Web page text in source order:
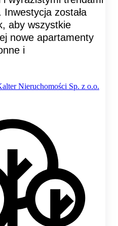
została
aby wszystkie
nowe apartamenty
i
Nieruchomości Sp. z o.o.